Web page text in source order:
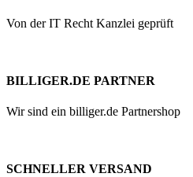
Von der IT Recht Kanzlei geprüft
BILLIGER.DE PARTNER
Wir sind ein billiger.de Partnershop
SCHNELLER VERSAND